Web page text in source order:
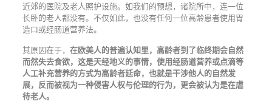
近郊的医院及老人照护设施。如我们的预想，诸院所中，连一位
长卧的老人都没有。不仅如此，也没有任何一位高龄患者使用胃
造口或经肠道营养法。
其原因在于， 在欧美人的普遍认知里，高龄者到了临终期会自然
而然失去食欲，这是天经地义的事情，使用经肠道营养或点滴等
人工补充营养的方式为高龄者延命，也就是干涉他人的自然发
展，反而被视为一种侵害人权与伦理的行为，更会被认为是在虐
待老人。